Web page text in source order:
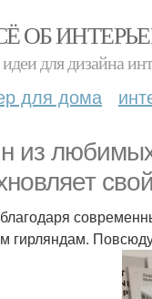
ОБ
для дизайна
для дома
из
гирляндам.